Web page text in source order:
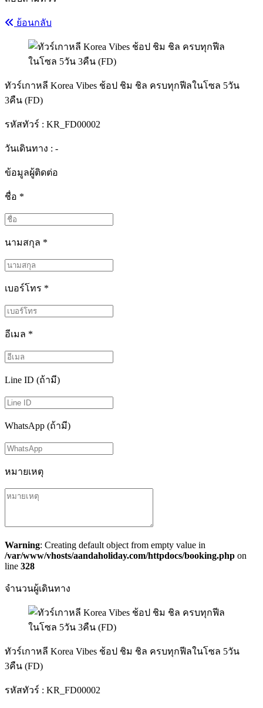
ย้อนกลับ
ทัวร์เกาหลี Korea Vibes ช้อป ชิม ชิล ครบทุกฟีลในโซล 5วัน
3คืน (FD)
รหัสทัวร์ : KR_FD00002
วันเดินทาง : -
ข้อมูลผู้ติดต่อ
ชื่อ *
นามสกุล *
เบอร์โทร *
อีเมล *
Line ID (ถ้ามี)
WhatsApp (ถ้ามี)
หมายเหตุ
Warning: Creating default object from empty value in
/var/www/vhosts/aandaholiday.com/httpdocs/booking.php on
line 328
จำนวนผู้เดินทาง
ทัวร์เกาหลี Korea Vibes ช้อป ชิม ชิล ครบทุกฟีลในโซล 5วัน
3คืน (FD)
รหัสทัวร์ : KR_FD00002